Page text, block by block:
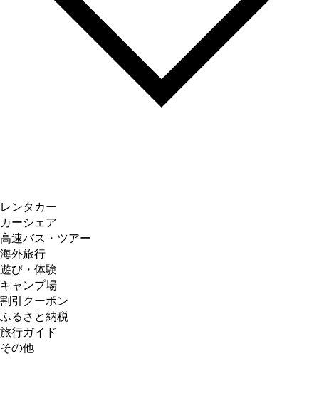
レンタカー
カーシェア
高速バス・ツアー
海外旅行
遊び・体験
キャンプ場
割引クーポン
ふるさと納税
旅行ガイド
その他